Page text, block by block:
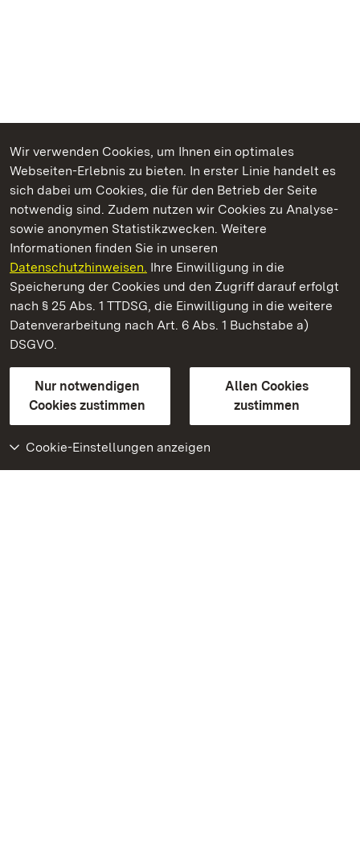
Wir verwenden Cookies, um Ihnen ein optimales
Webseiten-Erlebnis zu bieten. In erster Linie handelt es
sich dabei um Cookies, die für den Betrieb der Seite
notwendig sind. Zudem nutzen wir Cookies zu Analyse-
sowie anonymen Statistikzwecken. Weitere
Informationen finden Sie in unseren
Datenschutzhinweisen. Ihre Einwilligung in die
Speicherung der Cookies und den Zugriff darauf erfolgt
nach § 25 Abs. 1 TTDSG, die Einwilligung in die weitere
Datenverarbeitung nach Art. 6 Abs. 1 Buchstabe a)
DSGVO.
Nur notwendigen
Cookies zustimmen
Allen Cookies
zustimmen
Cookie-Einstellungen anzeigen
Kommen. Staunen. Genießen.
Residenzschloss Ludwigsburg
Staatliche Schlösser und Gärten Baden-Württemberg
Kontakt
GebärdenspracheLeichte Sprache
Erklärung zur Barrierefreiheit
BITV-konform (geprüfte Seiten)
Weiteres